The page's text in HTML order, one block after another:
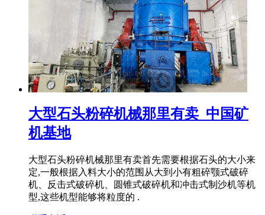
大型石头粉碎机械那里有卖_中国矿
机基地
大型石头粉碎机械那里有卖首先需要根据石头的大小来
定,一般根据入料大小的范围从大到小有粗碎颚式破碎
机、反击式破碎机、圆锥式破碎机和冲击式制沙机等机
型,这些机型能够将粒度的 .